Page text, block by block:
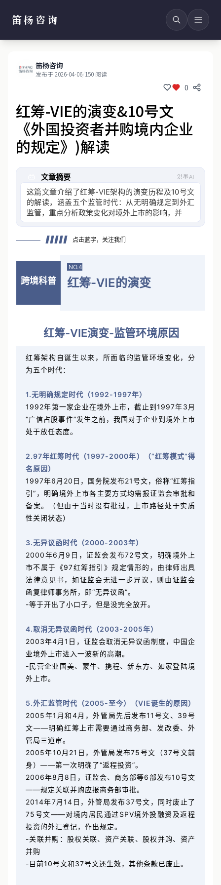
笛杨咨询
笛杨咨询
发布于 2026-04-06/150 阅读
0
红筹-VIE的演变&10号文
《外国投资者并购境内企业
的规定》)解读
文章摘要 洪墨AI
这篇文章介绍了红筹-VIE架构的演变历程及10号文
的解读，涵盖五个监管时代：从无明确规定到外汇
监管，重点分析政策变化对境外上市的影响，并详
细解读10号文中
NO.4
红筹-VIE的演变
红筹架构自诞生以来，所面临的监管环境变化，分
1.无明确规定时代（1992-1997年）
1992年第一家企业在境外上市，截止到1997年3月
“广信占股事件”发生之前，我国对于企业到境外上市
2.97年红筹时代（1997-2000年）（“红筹模式”得
名原因）
1997年6月20日，国务院发布21号文，俗称“红筹指
引”，明确境外上市各主要方式均需报证监会审批和
备案。（但由于当时没有批过，上市路径处于实质
3.无异议函时代（2000-2003年）
2000年6月9日，证监会发布72号文，明确境外上
市不属于《97红筹指引》规定情形的，由律师出具
法律意见书，如证监会无进一步异议，则由证监会
函复律师事务所，即“无异议函”。
4.取消无异议函时代（2003-2005年）
2003年4月1日，证监会取消无异议函制度，中国企
业境外上市进入一波新的高潮。
-民营企业国美、蒙牛、携程、新东方、如家登陆境
5.外汇监管时代（2005-至今）（VIE诞生的原因）
2005年1月和4月，外管局先后发布11号文、39号
文——明确红筹上市需要通过商务部、发改委、外
管局三道审。
2005年10月21日，外管局发布75号文（37号文前
身）——第一次明确了“返程投资”。
2006年8月8日，证监会、商务部等6部发布10号文
——规定关联并购应报商务部审批。
2014年7月14日，外管局发布37号文，同时废止了
75号文——对境内居民通过SPV境外投融资及返程
投资的外汇登记，作出规定。
-关联并购：股权关联、资产关联、股权并购、资产
并购